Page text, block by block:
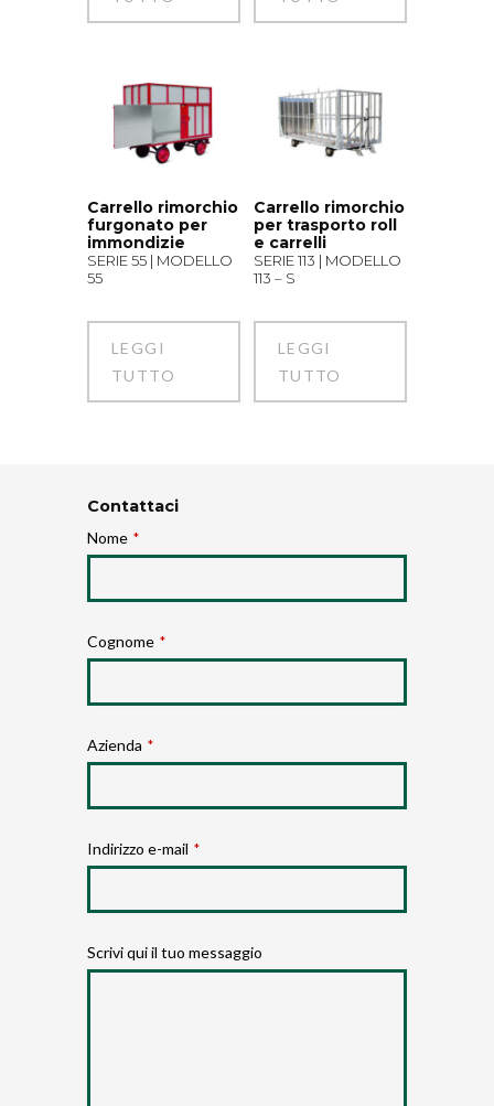
Carrello rimorchio
furgonato per
immondizie
SERIE 55 | MODELLO
55
LEGGI
TUTTO
Carrello rimorchio
per trasporto roll
e carrelli
SERIE 113 | MODELLO
113 – S
LEGGI
TUTTO
Contattaci
Nome *
Cognome *
Azienda *
Indirizzo e-mail *
Scrivi qui il tuo messaggio